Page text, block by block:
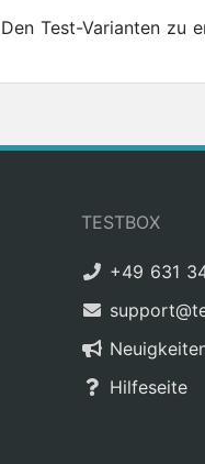
Den Test-Varianten zu
TESTBOX
+49 631
Hilfeseite